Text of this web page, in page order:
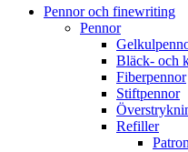
Pennor och finewriting
Pennor
Bläck- och
Fiberpennor
Stiftpennor
Refiller